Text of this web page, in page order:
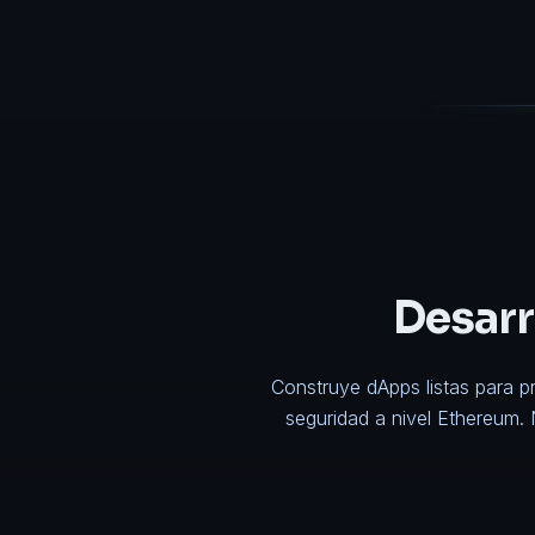
Construye dApps listas para
seguridad a nivel